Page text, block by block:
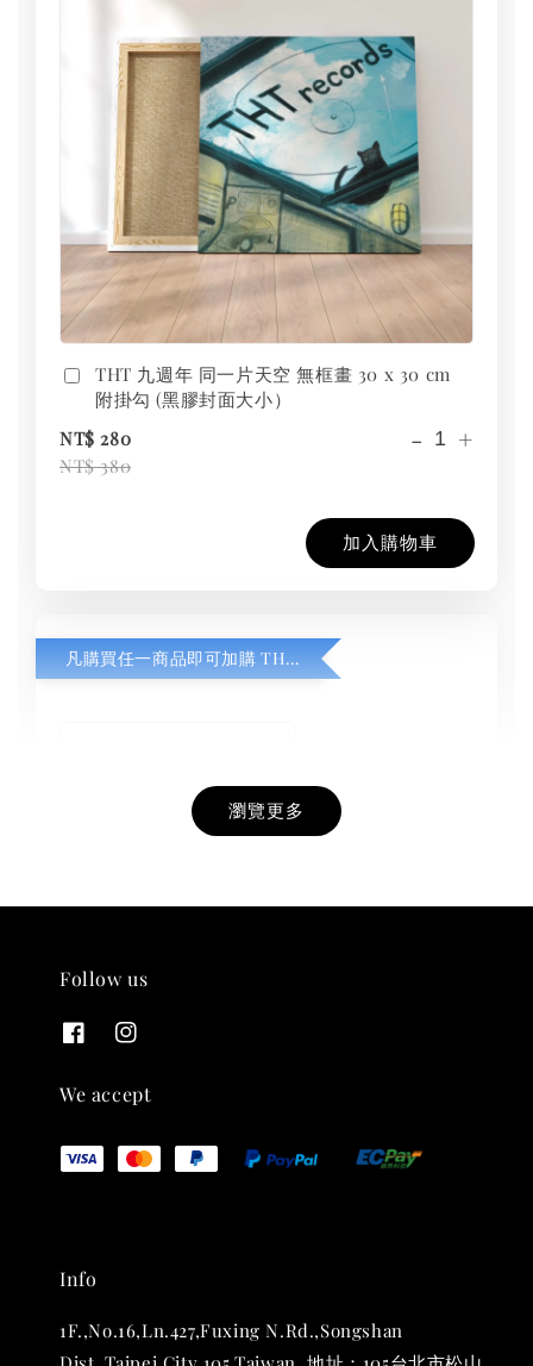
THT 九週年 同一片天空 無框畫 30 x 30 cm
附掛勾 (黑膠封面大小）
NT$ 280
NT$ 380
- +
加入購物車
凡購買任一商品即可加購 THT 九週年紀念 T-shirt
THT 九週年紀念 T-shirt
NT$ 880
加入購物車
瀏覽更多
Follow us
We accept
Info
1F.,No.16,Ln.427,Fuxing N.Rd.,Songshan